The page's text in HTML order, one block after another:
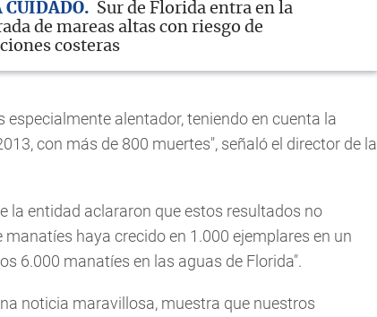
CUIDADO
Sur de Florida entra en la
de mareas altas con riesgo de
costeras
especialmente alentador, teniendo en cuenta la
con más de 800 muertes", señaló el director de la
la entidad aclararon que estos resultados no
haya crecido en 1.000 ejemplares en un
6.000 manatíes en las aguas de Florida".
noticia maravillosa, muestra que nuestros